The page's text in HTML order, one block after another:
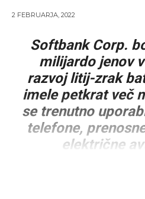
2 FEBRUARJA, 2022
Softbank Corp.
milijardo jenov
razvoj litij-zrak
imele petkrat več
se trenutno
telefone,
električne